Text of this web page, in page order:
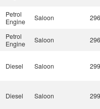
Petrol
Engine
Saloon
Petrol
Engine
Saloon
Diesel Saloon
Diesel Saloon